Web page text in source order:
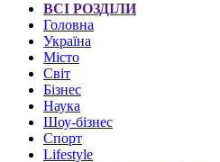
ВСІ РОЗДІЛИ
Головна
Україна
Місто
Світ
Бізнес
Наука
Шоу-бізнес
Спорт
Lifestyle